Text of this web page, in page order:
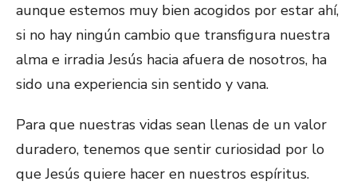
aunque estemos muy bien acogidos por estar ahí,
si no hay ningún cambio que transfigura nuestra
alma e irradia Jesús hacia afuera de nosotros, ha
sido una experiencia sin sentido y vana.
Para que nuestras vidas sean llenas de un valor
duradero, tenemos que sentir curiosidad por lo
que Jesús quiere hacer en nuestros espíritus.